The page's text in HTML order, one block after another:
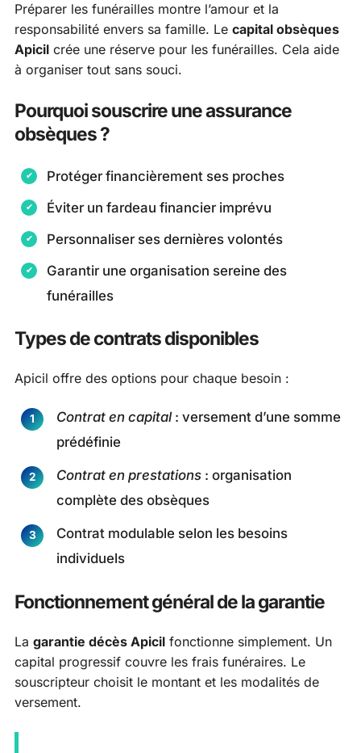
Préparer les funérailles montre l’amour et la
responsabilité envers sa famille. Le capital obsèques
Apicil crée une réserve pour les funérailles. Cela aide
à organiser tout sans souci.
Pourquoi souscrire une assurance
obsèques ?
Protéger financièrement ses proches
Éviter un fardeau financier imprévu
Personnaliser ses dernières volontés
Garantir une organisation sereine des
funérailles
Types de contrats disponibles
Apicil offre des options pour chaque besoin :
Contrat en capital: versement d’une somme
prédéfinie
Contrat en prestations : organisation
complète des obsèques
Contrat modulable selon les besoins
individuels
Fonctionnement général de la garantie
La garantie décès Apicil fonctionne simplement. Un
capital progressif couvre les frais funéraires. Le
souscripteur choisit le montant et les modalités de
versement.